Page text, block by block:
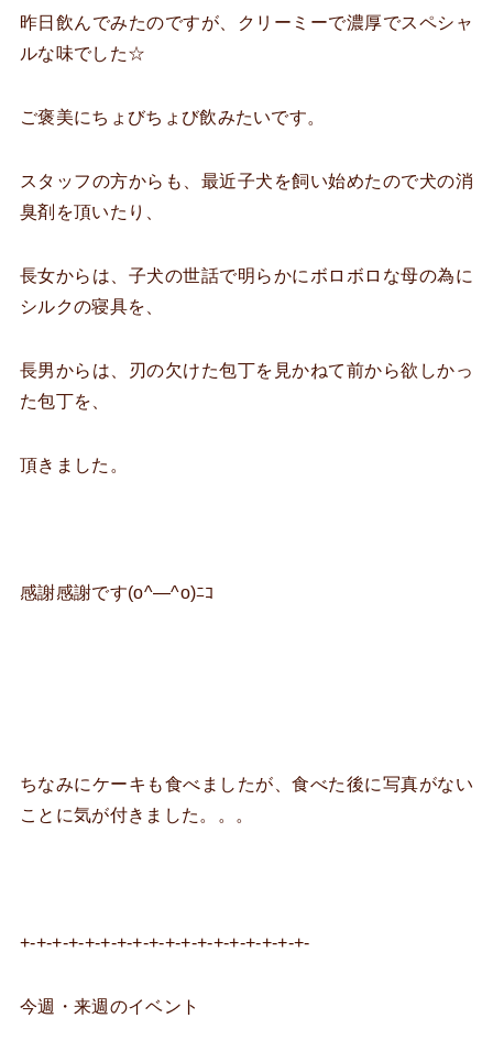
昨日飲んでみたのですが、クリーミーで濃厚でスペシャ
ルな味でした☆
ご褒美にちょびちょび飲みたいです。
スタッフの方からも、最近子犬を飼い始めたので犬の消
臭剤を頂いたり、
長女からは、子犬の世話で明らかにボロボロな母の為に
シルクの寝具を、
長男からは、刃の欠けた包丁を見かねて前から欲しかっ
た包丁を、
頂きました。
感謝感謝です(o^―^o)ﾆｺ
ちなみにケーキも食べましたが、食べた後に写真がない
ことに気が付きました。。。
+-+-+-+-+-+-+-+-+-+-+-+-+-+-+-+-+-+-
今週・来週のイベント